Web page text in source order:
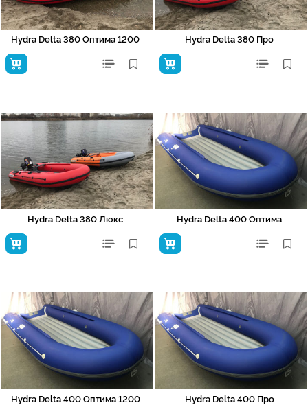
Hydra Delta 380 Оптима 1200 Hydra Delta 380 Про
Hydra Delta 380 Люкс Hydra Delta 400 Оптима
Hydra Delta 400 Оптима 1200 Hydra Delta 400 Про